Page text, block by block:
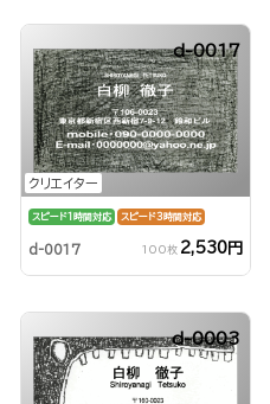
クリエイター
d-0017
スピード1時間対応 スピード3時間対応
d-0017 100枚 2,530円
d-0003